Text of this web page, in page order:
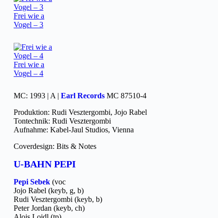
Frei wie a
Vogel – 3
Frei wie a
Vogel – 4
MC: 1993 | A | Earl Records MC 87510-4
Produktion: Rudi Vesztergombi, Jojo Rabel
Tontechnik: Rudi Vesztergombi
Aufnahme: Kabel-Jaul Studios, Vienna
Coverdesign: Bits & Notes
U-BAHN PEPI
Pepi Sebek (voc
Jojo Rabel (keyb, g, b)
Rudi Vesztergombi (keyb, b)
Peter Jordan (keyb, ch)